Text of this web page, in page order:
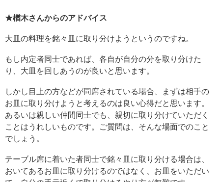
★楢木さんからのアドバイス
大皿の料理を銘々皿に取り分けようというのですね。
もし内定者同士であれば、各自が自分の分を取り分けた
り、大皿を回しあうのが良いと思います。
しかし目上の方などが同席されている場合、まずは相手の
お皿に取り分けようと考えるのは良い心得だと思います。
あるいは親しい仲間同士でも、親切に取り分けていただく
ことはうれしいものです。ご質問は、そんな場面でのこと
でしょう。
テーブル席に着いた者同士で銘々皿に取り分ける場合は、
おいてあるお皿に取り分けるのではなく、お皿をいただい